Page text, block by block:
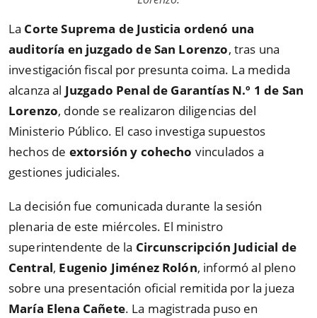
La Corte Suprema de Justicia ordenó una
auditoría en juzgado de San Lorenzo, tras una
investigación fiscal por presunta coima. La medida
alcanza al Juzgado Penal de Garantías N.º 1 de San
Lorenzo, donde se realizaron diligencias del
Ministerio Público. El caso investiga supuestos
hechos de extorsión y cohecho vinculados a
gestiones judiciales.
La decisión fue comunicada durante la sesión
plenaria de este miércoles. El ministro
superintendente de la Circunscripción Judicial de
Central, Eugenio Jiménez Rolón, informó al pleno
sobre una presentación oficial remitida por la jueza
María Elena Cañete. La magistrada puso en